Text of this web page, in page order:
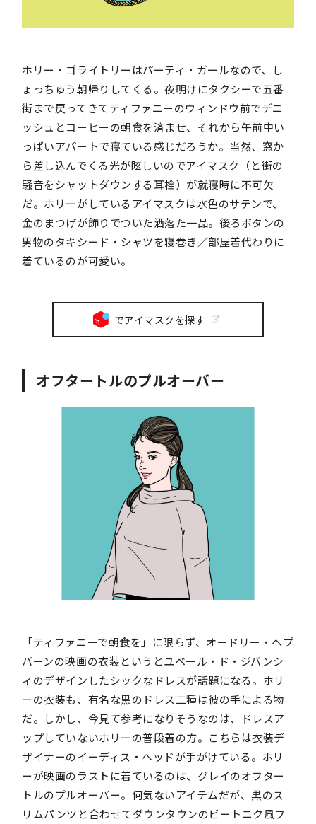
ホリー・ゴライトリーはパーティ・ガールなので、し
ょっちゅう朝帰りしてくる。夜明けにタクシーで五番
街まで戻ってきてティファニーのウィンドウ前でデニ
ッシュとコーヒーの朝食を済ませ、それから午前中い
っぱいアパートで寝ている感じだろうか。当然、窓か
ら差し込んでくる光が眩しいのでアイマスク（と街の
騒音をシャットダウンする耳栓）が就寝時に不可欠
だ。ホリーがしているアイマスクは水色のサテンで、
金のまつげが飾りでついた洒落た一品。後ろボタンの
男物のタキシード・シャツを寝巻き／部屋着代わりに
着ているのが可愛い。
でアイマスクを探す
オフタートルのプルオーバー
「ティファニーで朝食を」に限らず、オードリー・ヘプ
バーンの映画の衣装というとユベール・ド・ジバンシ
ィのデザインしたシックなドレスが話題になる。ホリ
ーの衣装も、有名な黒のドレス二種は彼の手による物
だ。しかし、今見て参考になりそうなのは、ドレスア
ップしていないホリーの普段着の方。こちらは衣装デ
ザイナーのイーディス・ヘッドが手がけている。ホリ
ーが映画のラストに着ているのは、グレイのオフター
トルのプルオーバー。何気ないアイテムだが、黒のス
リムパンツと合わせてダウンタウンのビートニク風フ